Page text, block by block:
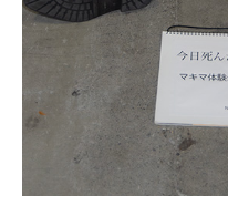
企業向けIT製品の総合サイト
IT製品の技術・比較・事例
製造業のIT導入・活用を支援
モノづくり技術者専門サイト